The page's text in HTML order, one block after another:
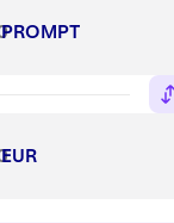
PROMPT
EUR